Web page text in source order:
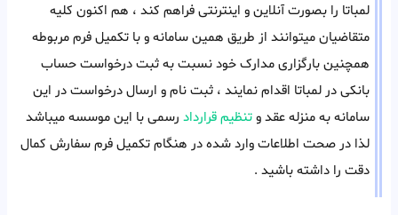
لمباتا را بصورت آنلاین و اینترنتی فراهم کند ، هم اکنون کلیه
متقاضیان میتوانند از طریق همین سامانه و با تکمیل فرم مربوطه
همچنین بارگزاری مدارک خود نسبت به ثبت درخواست حساب
بانکی در لمباتا اقدام نمایند ، ثبت نام و ارسال درخواست در این
سامانه به منزله عقد وتنظیم قرارداد رسمی با این موسسه میباشد
لذا در صحت اطلاعات وارد شده در هنگام تکمیل فرم سفارش کمال
دقت را داشته باشید .